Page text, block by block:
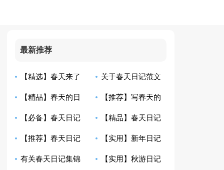
最新推荐
【精选】春天来了
日记范文6篇
关于春天日记范文
五篇
【精品】春天的日
记集锦5篇
【推荐】写春天的
日记九篇
【必备】春天日记
汇总5篇
【精品】春天日记
合集7篇
【推荐】春天日记
八篇
【实用】新年日记
锦集10篇
有关春天日记集锦 【实用】秋游日记